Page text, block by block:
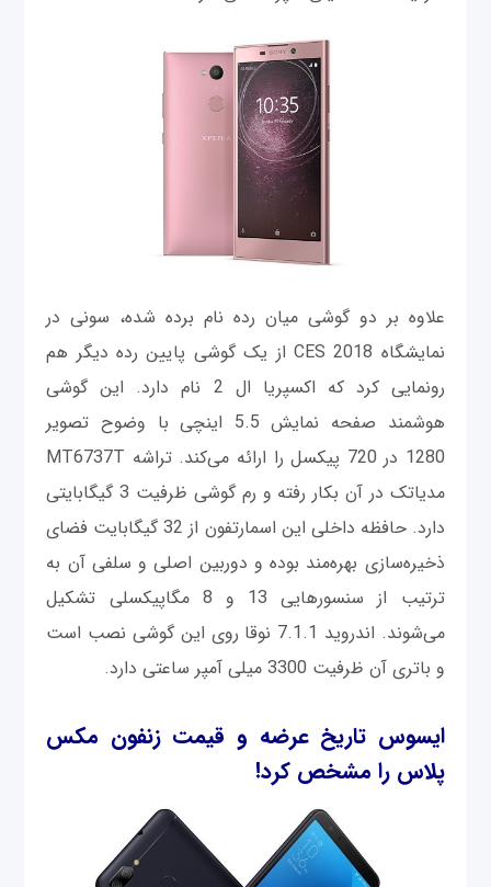
علاوه بر دو گوشی میان رده نام برده شده، سونی در
نمایشگاه CES 2018 از یک گوشی پایین رده دیگر هم
رونمایی کرد که اکسپریا ال 2 نام دارد. این گوشی
هوشمند صفحه نمایش 5.5 اینچی با وضوح تصویر
1280 در 720 پیکسل را ارائه می‌کند. تراشه MT6737T
مدیاتک در آن بکار رفته و رم گوشی ظرفیت 3 گیگابایتی
دارد. حافظه داخلی این اسمارتفون از 32 گیگابایت فضای
ذخیره‌سازی بهره‌مند بوده و دوربین اصلی و سلفی آن به
ترتیب از سنسورهایی 13 و 8 مگاپیکسلی تشکیل
می‌شوند. اندروید 7.1.1 نوقا روی این گوشی نصب است
و باتری آن ظرفیت 3300 میلی آمپر ساعتی دارد.
ایسوس تاریخ عرضه و قیمت زنفون مکس
پلاس را مشخص کرد!